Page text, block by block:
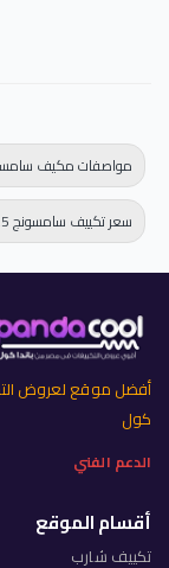
مواصفات مكيف
سعر تكييف سامسونج 1.5 حصان 2019
أفضل موقع لعروض
كول
الدعم الفني
أقسام الموقع
تكييف شارب